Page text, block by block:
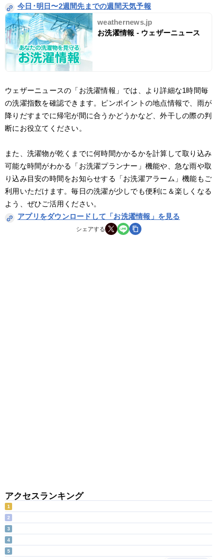
今日･明日〜2週間先までの週間天気予報
weathernews.jp
お洗濯情報 - ウェザーニュース
ウェザーニュースの「お洗濯情報」では、より詳細な1時間毎
の洗濯指数を確認できます。ピンポイントの地点情報で、雨が
降りだすまでに帰宅が間に合うかどうかなど、外干しの際の判
断にお役立てください。
また、洗濯物が乾くまでに何時間かかるかを計算して取り込み
可能な時間がわかる「お洗濯プランナー」機能や、急な雨や取
り込み目安の時間をお知らせする「お洗濯アラーム」機能もご
利用いただけます。毎日の洗濯が少しでも便利に＆楽しくなる
よう、ぜひご活用ください。
アプリをダウンロードして「お洗濯情報」を見る
シェアする
アクセスランキング
1
2
3
4
5